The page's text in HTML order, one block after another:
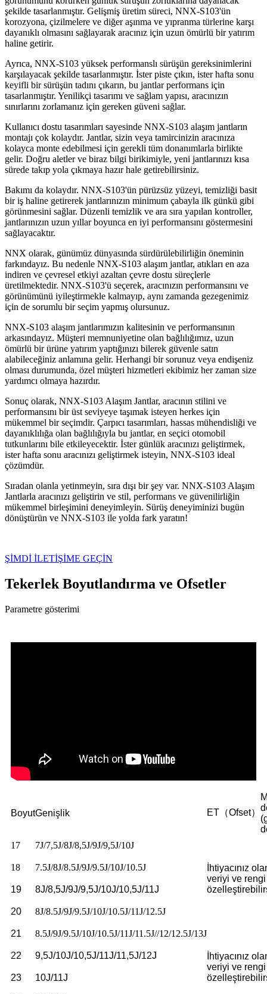
şekilde tasarlanmıştır. Gelişmiş üretim süreci, NNX-S103'ün
korozyona, çizilmelere ve diğer aşınma ve yıpranma türlerine karşı
dayanıklı olmasını sağlayarak aracınız için uzun ömürlü bir yatırım
haline getirir.
Ayrıca, NNX-S103 yüksek performanslı sürüşün gereksinimlerini
karşılayacak şekilde tasarlanmıştır. İster piste çıkın, ister hafta sonu
keyifli bir sürüşün tadını çıkarın, bu jantlar performans için
tasarlanmıştır. Yenilikçi tasarımı ve sağlam yapısı, aracınızın
sınırlarını zorlamanız için gereken güveni sağlar.
Kullanıcı dostu tasarımları sayesinde NNX-S103 alaşım jantların
montajı çok kolaydır. Jantlar, sizin veya tamircinizin aracınıza
kolayca monte edebilmesi için gerekli tüm donanımlarla birlikte
gelir. Doğru aletler ve biraz bilgi birikimiyle, yeni jantlarınızı kısa
sürede takıp yola çıkmaya hazır hale getirebilirsiniz.
Bakımı da kolaydır. NNX-S103'ün pürüzsüz yüzeyi, temizliği basit
bir iş haline getirerek jantlarınızın minimum çabayla ilk günkü gibi
görünmesini sağlar. Düzenli temizlik ve ara sıra yapılan kontroller,
jantlarınızın uzun yıllar boyunca en iyi performansını göstermesini
sağlayacaktır.
NNX olarak, günümüz dünyasında sürdürülebilirliğin öneminin
farkındayız. Bu nedenle NNX-S103 alaşım jantlar, atıkları en aza
indiren ve çevresel etkiyi azaltan çevre dostu süreçlerle
üretilmektedir. NNX-S103'ü seçerek, aracınızın performansını ve
görünümünü iyileştirmekle kalmayıp, aynı zamanda gezegenimiz
için de sorumlu bir seçim yapmış olursunuz.
NNX-S103 alaşım jantlarımızın kalitesinin ve performansının
arkasındayız. Müşteri memnuniyetine olan bağlılığımız, uzun
ömürlü bir ürüne yatırım yaptığınızı bilerek güvenle satın
alabileceğiniz anlamına gelir. Herhangi bir sorunuz veya endişeniz
olması durumunda, özel müşteri hizmetleri ekibimiz her zaman size
yardımcı olmaya hazırdır.
Sonuç olarak, NNX-S103 Alaşım Jantlar, aracının stilini ve
performansını bir üst seviyeye taşımak isteyen herkes için
mükemmel bir seçimdir. Çarpıcı tasarımları, hassas mühendisliği ve
dayanıklılığa olan bağlılığıyla bu jantlar, en seçici otomobil
tutkunlarını bile etkileyecektir. İster günlük aracınızı geliştirmek,
ister hafta sonu aracınızı geliştirmek isteyin, NNX-S103 ideal
çözümdür.
Sıradan olanla yetinmeyin, sıra dışı bir şey var. NNX-S103 Alaşım
Jantlarla aracınızı geliştirin ve stil, performans ve güvenilirliğin
mükemmel birleşimini deneyimleyin. Sürüş deneyiminizi bugün
dönüştürün ve NNX-S103 ile yolda fark yaratın!
ŞİMDİ İLETİŞİME GEÇİN
Tekerlek Boyutlandırma ve Ofsetler
Parametre gösterimi
BoyutGenişlik ET（Ofset）
17
7J/7,5J/8J/8,5J/9J/9,5J/10J
İhtiyacınız
veriyi ve rengi
18 7.5J/8J/8.5J/9J/9.5J/10J/10.5J
19 8J/8,5J/9J/9,5J/10J/10,5J/11J
20 8J/8.5J/9J/9.5J/10J/10.5J/11J/12.5J
21 8.5J/9J/9.5J/10J/10.5J/11J/11.5J//12/12.5J/13J
İhtiyacınız
veriyi ve rengi
22 9,5J/10J/10,5J/11J/11,5J/12J
23 10J/11J